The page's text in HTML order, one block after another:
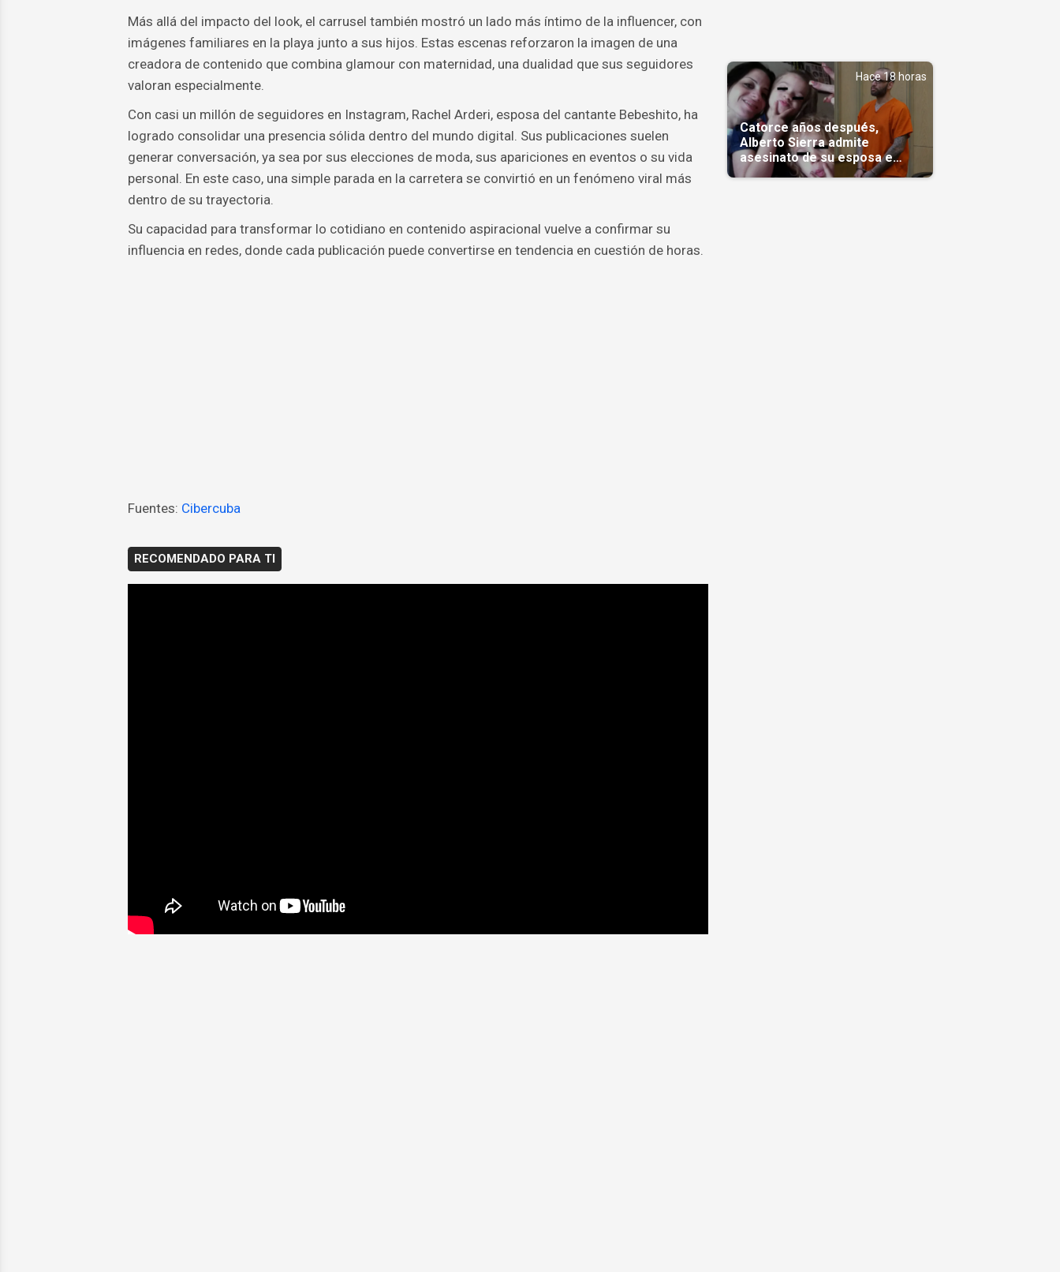
Más allá del impacto del look, el carrusel también mostró un lado más íntimo de la influencer, con
imágenes familiares en la playa junto a sus hijos. Estas escenas reforzaron la imagen de una
creadora de contenido que combina glamour con maternidad, una dualidad que sus seguidores
valoran especialmente.
Con casi un millón de seguidores en Instagram, Rachel Arderi, esposa del cantante Bebeshito, ha
logrado consolidar una presencia sólida dentro del mundo digital. Sus publicaciones suelen
generar conversación, ya sea por sus elecciones de moda, sus apariciones en eventos o su vida
personal. En este caso, una simple parada en la carretera se convirtió en un fenómeno viral más
dentro de su trayectoria.
Su capacidad para transformar lo cotidiano en contenido aspiracional vuelve a confirmar su
influencia en redes, donde cada publicación puede convertirse en tendencia en cuestión de horas.
Fuentes: Cibercuba
RECOMENDADO PARA TI
Hace 18 horas
Catorce años después,
Alberto Sierra admite
asesinato de su esposa e
hijas; crimen que conmocionó